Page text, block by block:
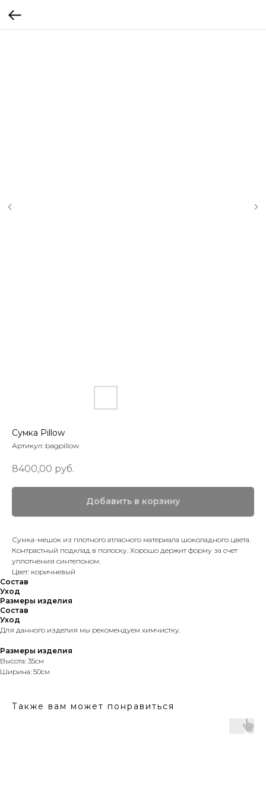
Сумка Pillow
Артикул: bagpillow
8400,00 руб.
Добавить в корзину
Сумка-мешок из плотного атласного материала шоколадного цвета.
Контрастный подклад в полоску. Хорошо держит форму за счет
уплотнения синтепоном.
Цвет: коричневый
Состав
Уход
Размеры изделия
Состав
Уход
Для данного изделия мы рекомендуем химчистку.
Размеры изделия
Высота: 35см
Ширина: 50см
Также вам может понравиться